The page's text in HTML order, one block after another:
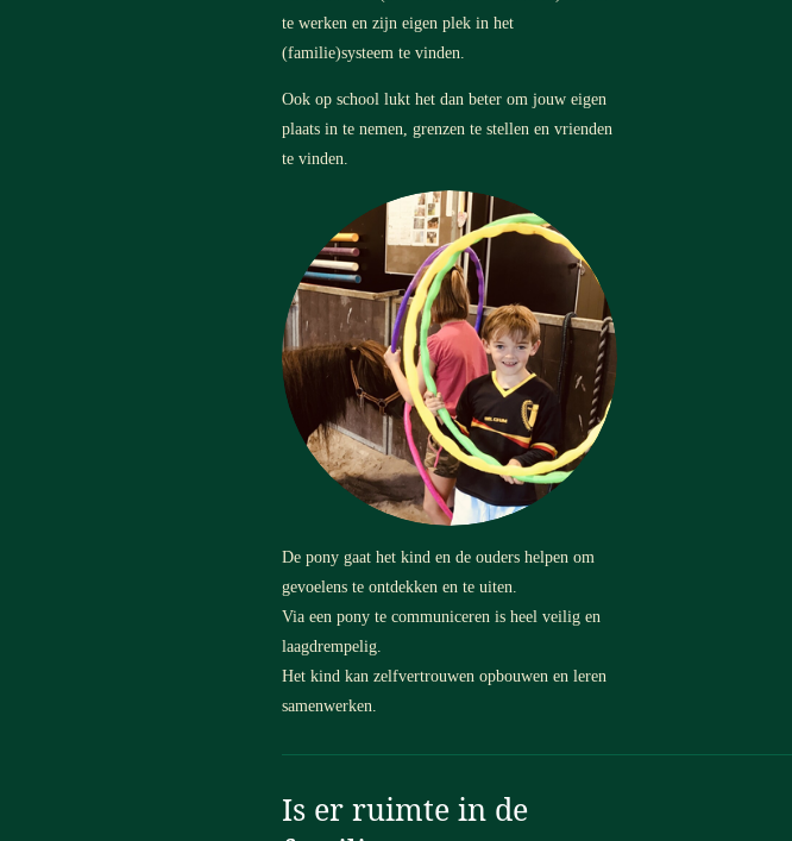
te werken en zijn eigen plek in het
(familie)systeem te vinden.
Ook op school lukt het dan beter om jouw eigen
plaats in te nemen, grenzen te stellen en vrienden
te vinden.
De pony gaat het kind en de ouders helpen om
gevoelens te ontdekken en te uiten.
Via een pony te communiceren is heel veilig en
laagdrempelig.
Het kind kan zelfvertrouwen opbouwen en leren
samenwerken.
Is er ruimte in de